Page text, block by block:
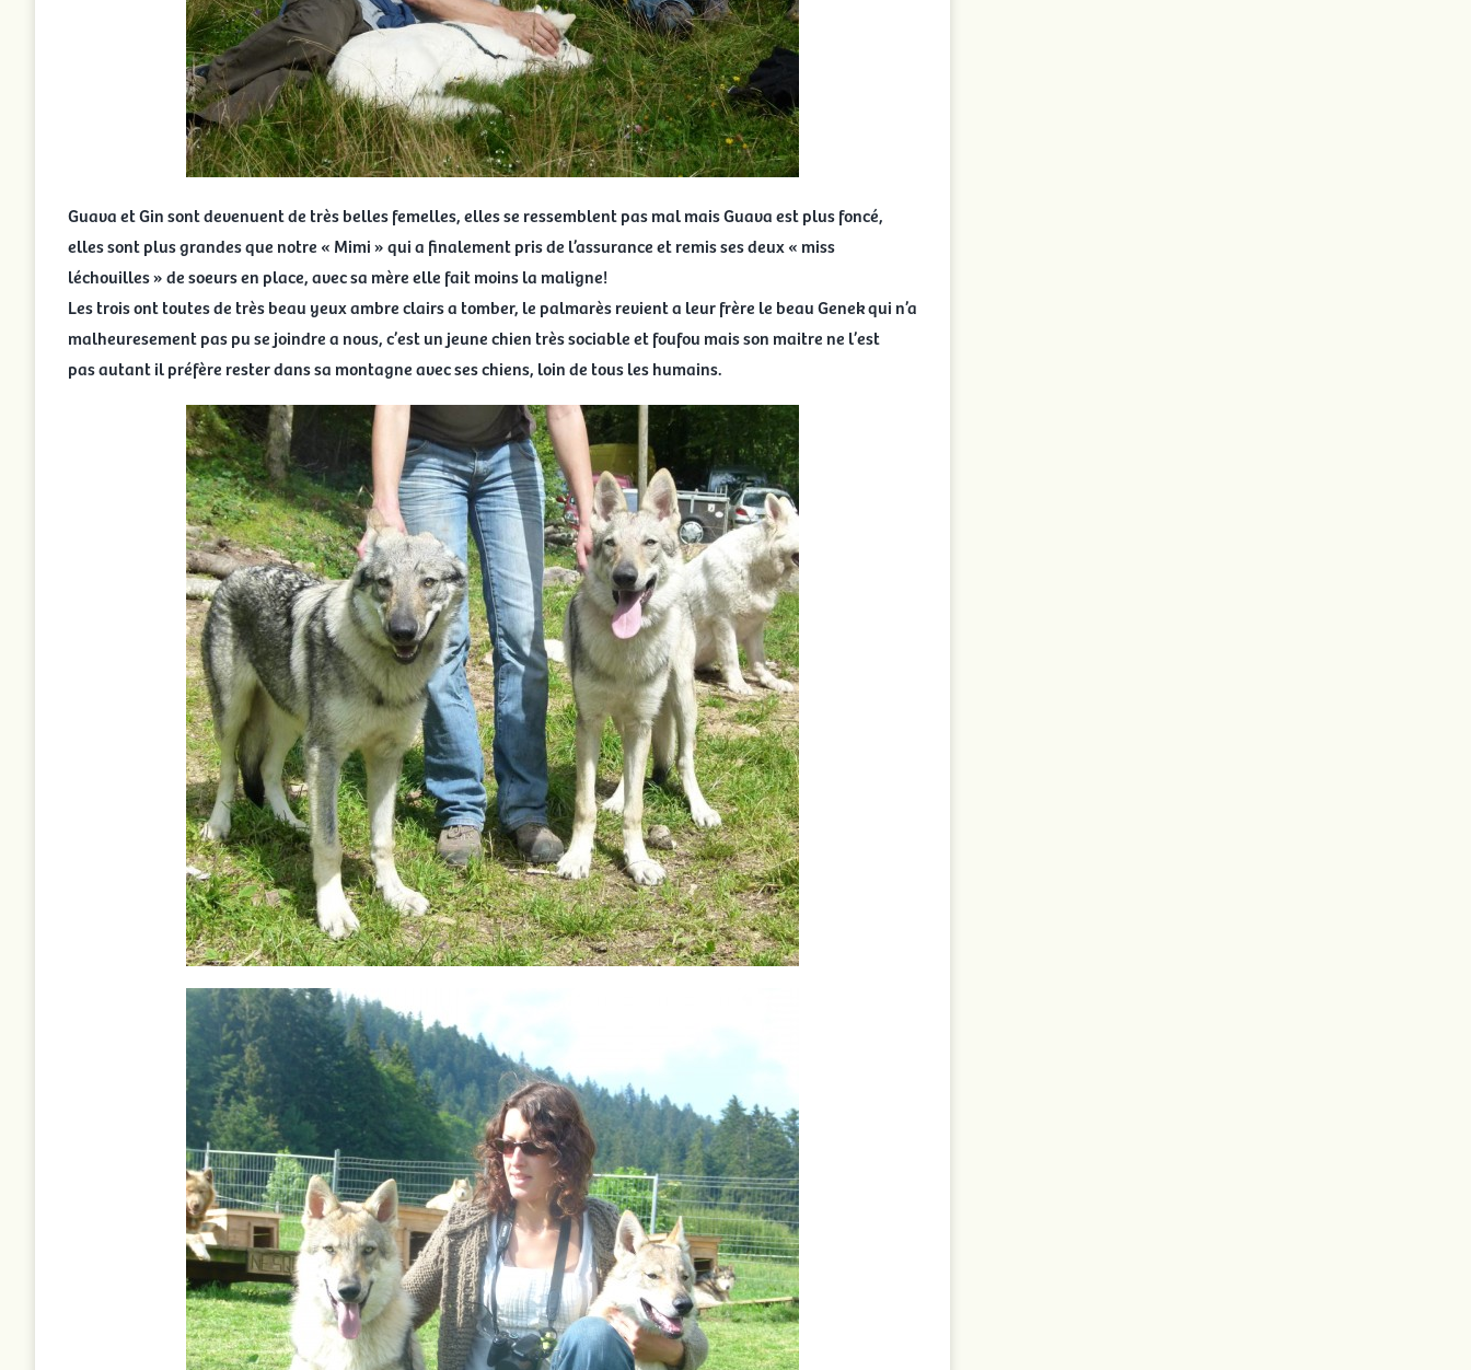
Guava et Gin sont devenuent de très belles femelles, elles se ressemblent pas mal mais Guava est plus foncé,
elles sont plus grandes que notre « Mimi » qui a finalement pris de l’assurance et remis ses deux « miss
léchouilles » de soeurs en place, avec sa mère elle fait moins la maligne!
Les trois ont toutes de très beau yeux ambre clairs a tomber, le palmarès revient a leur frère le beau Genek qui n’a
malheuresement pas pu se joindre a nous, c’est un jeune chien très sociable et foufou mais son maitre ne l’est
pas autant il préfère rester dans sa montagne avec ses chiens, loin de tous les humains.